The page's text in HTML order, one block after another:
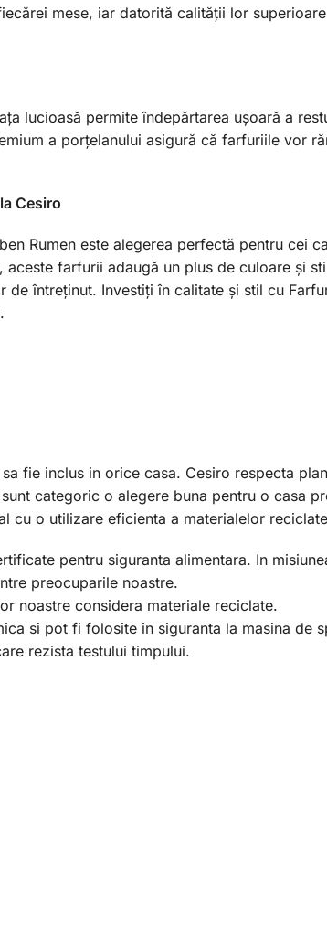
mese, iar datorită calității lor
lucioasă permite îndepărtarea ușoară a
a porțelanului asigură că farfuriile vor
Cesiro
Rumen este alegerea perfectă pentru cei
farfurii adaugă un plus de culoare și
întreținut. Investiți în calitate și stil cu
fie inclus in orice casa. Cesiro respecta
categoric o alegere buna pentru o casa
cu o utilizare eficienta a materialelor
pentru siguranta alimentara. In
preocuparile noastre.
noastre considera materiale reciclate.
si pot fi folosite in siguranta la masina de
rezista testului timpului.